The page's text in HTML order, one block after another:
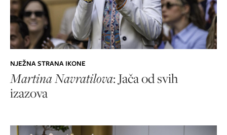
NJEŽNA STRANA IKONE
Martina Navratilova: Jača od svih
izazova